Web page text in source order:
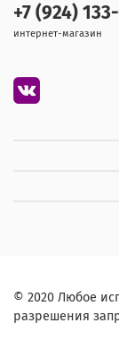
+7 (924)
интернет-магазин
© 2020 Любое
разрешения